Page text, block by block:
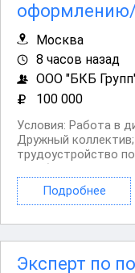
Москва
8 часов назад
ООО "БКБ
100 000
Условия: Работа в
Дружный
трудоустройство
заработная плата
декларирование
составление ДТ,
Подробнее
Эксперт по